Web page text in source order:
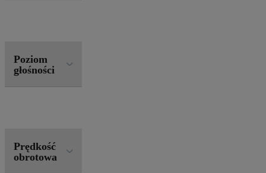
Poziom
głośności
Prędkość
obrotowa